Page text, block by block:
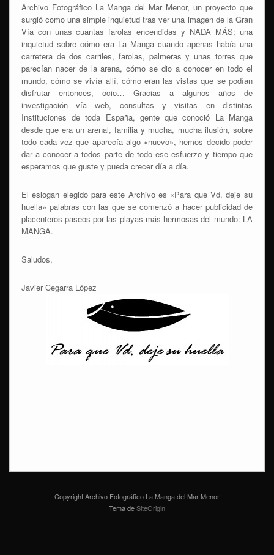
Archivo Fotográfico La Manga del Mar Menor, un proyecto que
surgió como una simple inquietud tras ver una imagen de la Gran
Vía con unas cuantas farolas encendidas y NADA MÁS; una
inquietud sobre cómo era La Manga cuando apenas había una
carretera de dos carriles, farolas, palmeras y unas torres que
parecían nacer de la arena, cómo se dio a conocer en todo el
mundo, cómo se vivía allí, cómo eran las vistas que se podían
disfrutar entonces, ocio… Gracias a algunos años de
investigación vía web, consultas y visitas en distintas
Instituciones de toda España, gente que conoció La Manga
desde que era un arenal, familia y mucha, mucha ilusión, sobre
todo cada vez que aparecía algo «nuevo», hemos decido poder
dar a conocer a todos parte de todo ese esfuerzo y tiempo que
esperamos que guste y pueda crecer día a día.
El eslogan elegido para este Archivo es «Para que Vd. deje su
huella» palabras con las que se comenzó a hacer publicidad de
placenteros paseos por las playas más hermosas del mundo: LA
MANGA.
Saludos,
Javier Cegarra López
Copyright Archivo Fotográfico La Manga del Mar Menor
Tema deSiteOrigin